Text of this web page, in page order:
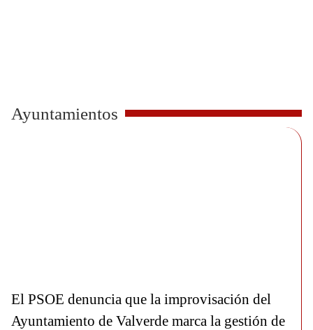
Ayuntamientos
El PSOE denuncia que la improvisación del
Ayuntamiento de Valverde marca la gestión de